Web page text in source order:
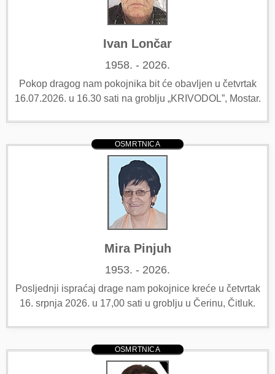
Ivan Lončar
1958. - 2026.
Pokop dragog nam pokojnika bit će obavljen u četvrtak
16.07.2026. u 16.30 sati na groblju „KRIVODOL”, Mostar.
OSMRTNICA
Mira Pinjuh
1953. - 2026.
Posljednji ispraćaj drage nam pokojnice kreće u četvrtak
16. srpnja 2026. u 17,00 sati u groblju u Čerinu, Čitluk.
OSMRTNICA